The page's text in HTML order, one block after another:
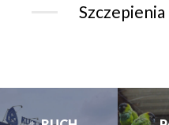
Szczepienia